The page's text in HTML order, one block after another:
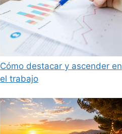
Cómo destacar y ascender en
el trabajo